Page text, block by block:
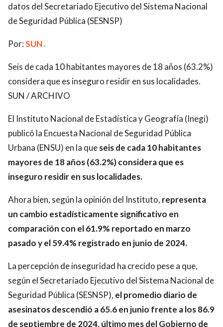
datos del Secretariado Ejecutivo del Sistema Nacional
de Seguridad Pública (SESNSP)
Por:SUN .
Seis de cada 10 habitantes mayores de 18 años (63.2%)
considera que es inseguro residir en sus localidades.
SUN / ARCHIVO
El Instituto Nacional de Estadística y Geografía (Inegi)
publicó la Encuesta Nacional de Seguridad Pública
Urbana (ENSU) en la queseis de cada 10 habitantes
mayores de 18 años (63.2%) considera que es
inseguro residir en sus localidades.
Ahora bien, según la opinión del Instituto, representa
un cambio estadísticamente significativo en
comparación con el 61.9% reportado en marzo
pasado y el 59.4% registrado en junio de 2024.
La percepción de inseguridad ha crecido pese a que,
según el Secretariado Ejecutivo del Sistema Nacional de
Seguridad Pública (SESNSP), el promedio diario de
asesinatos descendió a 65.6 en junio frente a los 86.9
de septiembre de 2024, último mes del Gobierno de